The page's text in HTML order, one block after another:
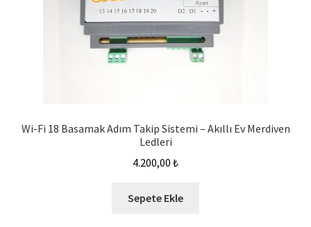
Wi-Fi 18 Basamak Adım Takip Sistemi – Akıllı Ev Merdiven
Ledleri
4.200,00 ₺
Sepete Ekle